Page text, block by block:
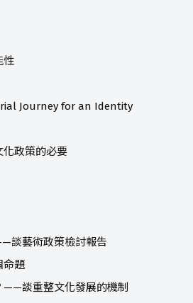
性
Journey for an Identity
化政策的必要
談藝術政策檢討報告
命題
——談重整文化發展的機制